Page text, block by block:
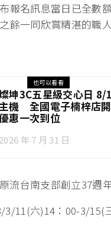
報名訊息當日已全數
餘一同欣賞精湛的職
也可以看看
坤3C五星級交心日 8/
機 全國電子楠梓店
惠一次到位
2026 年 7 月 31 日
流台南支部創立37週
3/11(六)14：00-3/15(